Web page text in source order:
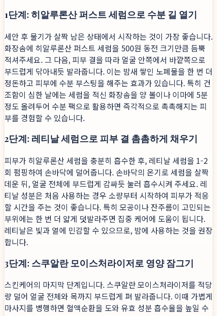
1단계: 히알루론산 퍼스트 세럼으로 수분 길 열기
세안 후 물기가 살짝 남은 상태에서 시작하는 것이 가장 좋습니다.
화장솜에 히알루론산 퍼스트 세럼을 500원 동전 크기만큼 듬뿍
적셔주세요. 그 다음, 피부 결을 따라 얼굴 안쪽에서 바깥쪽으로
부드럽게 닦아내듯 발라줍니다. 이는 밤새 쌓인 노폐물을 한 번 더
정돈하고 피부에 수분 부스팅을 해주는 효과가 있습니다. 특히 건
조함이 심한 날에는 세럼을 적신 화장솜을 양 볼이나 이마에 5분
정도 올려두어 수분 팩으로 활용하면 즉각적으로 촉촉해지는 피
부를 경험할 수 있습니다.
2단계: 레티날 세럼으로 피부 결 촘촘하게 채우기
피부가 히알루론산 세럼을 충분히 흡수한 후, 레티날 세럼을 1-2
회 펌핑하여 손바닥에 덜어줍니다. 손바닥의 온기로 세럼을 살짝
데운 뒤, 얼굴 전체에 부드럽게 감싸듯 눌러 흡수시켜 주세요. 레
티날 성분은 처음 사용하는 경우 소량부터 시작하여 피부가 적응
할 시간을 주는 것이 좋습니다. 특히 모공이나 잔주름이 고민되는
부위에는 한 번 더 얇게 덧발라주면 집중 케어에 도움이 됩니다.
레티날은 빛과 열에 민감할 수 있으므로, 밤에 사용하는 것을 권장
합니다.
3단계: 스쿠알란 모이스처라이저로 영양 잠그기
스킨케어의 마지막 단계입니다. 스쿠알란 모이스처라이저를 적당
량 덜어 얼굴 전체와 목까지 부드럽게 펴 발라줍니다. 이때 가볍게
마사지를 병행하면 혈액순환을 도와 유효 성분 흡수율을 높일 수